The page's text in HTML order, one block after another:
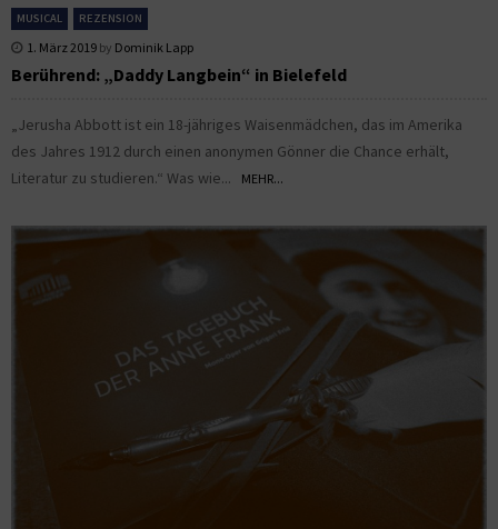
MUSICAL REZENSION
1. März 2019 by Dominik Lapp
Berührend: „Daddy Langbein“ in Bielefeld
„Jerusha Abbott ist ein 18-jähriges Waisenmädchen, das im Amerika
des Jahres 1912 durch einen anonymen Gönner die Chance erhält,
Literatur zu studieren.“ Was wie...
MEHR...